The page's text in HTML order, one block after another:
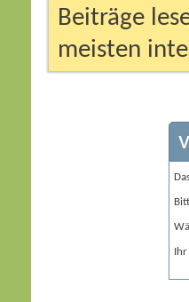
Beiträge
meisten
Ihr